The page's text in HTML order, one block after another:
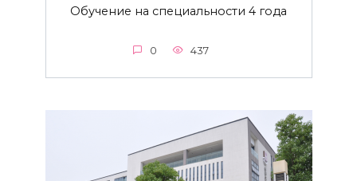
Обучение на специальности 4 года
0 437